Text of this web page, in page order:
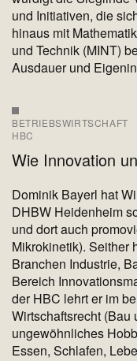
und Initiativen, die
hinaus mit
und Technik (MINT)
Ausdauer und
BETRIEBSWIRTSCHAFT
HBC
Wie Innovation
Dominik Bayerl hat
DHBW Heidenheim
und dort auch
Mikrokinetik). Seither
Branchen Industrie,
Bereich
der HBC lehrt er im
Wirtschaftsrecht (Bau
ungewöhnliches
Essen, Schlafen,